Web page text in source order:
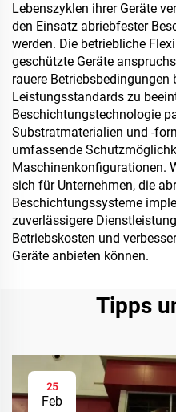
Lebenszyklen ihrer Geräte
den Einsatz abriebfester
werden. Die betriebliche
geschützte Geräte
rauere
Leistungsstandards zu
Beschichtungstechnologie
Substratmaterialien und -
umfassende
Maschinenkonfigurationen.
sich für Unternehmen, die
Beschichtungssysteme
zuverlässigere
Betriebskosten und
Geräte anbieten können.
Tipps
25
Feb